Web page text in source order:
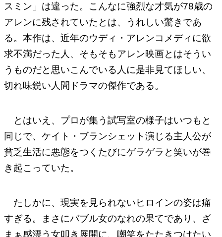
スミン」は違った。こんなに強烈な才気が78歳の
アレンに残されていたとは、うれしい驚きであ
る。本作は、近年のウディ・アレンコメディに欲
求不満だった人、そもそもアレン映画とはそうい
うものだと思いこんでいる人に是非見てほしい、
切れ味鋭い人間ドラマの傑作である。
とはいえ、プロが集う試写室の様子はいつもと
同じで、ケイト・ブランシェット演じる主人公が
貧乏生活に悪態をつくたびにゲラゲラと笑いが巻
き起こっていた。
たしかに、現実を見られないヒロインの姿は痛
すぎる。まさにバブル女のなれの果てであり、ざ
まぁ感漂う女叩き展開に、嘲笑をたたきつけたい